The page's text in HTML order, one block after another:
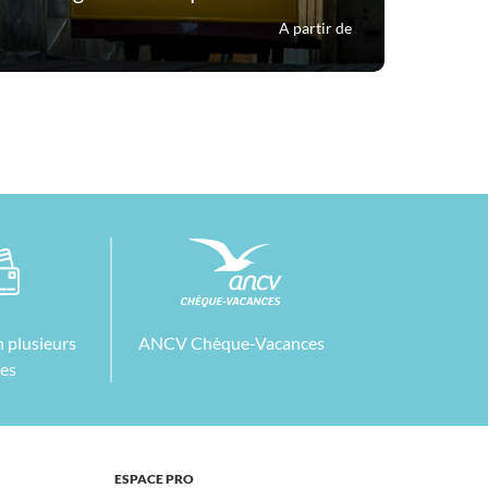
A partir de
plusieurs
ANCV Chèque-Vacances
ESPACE PRO